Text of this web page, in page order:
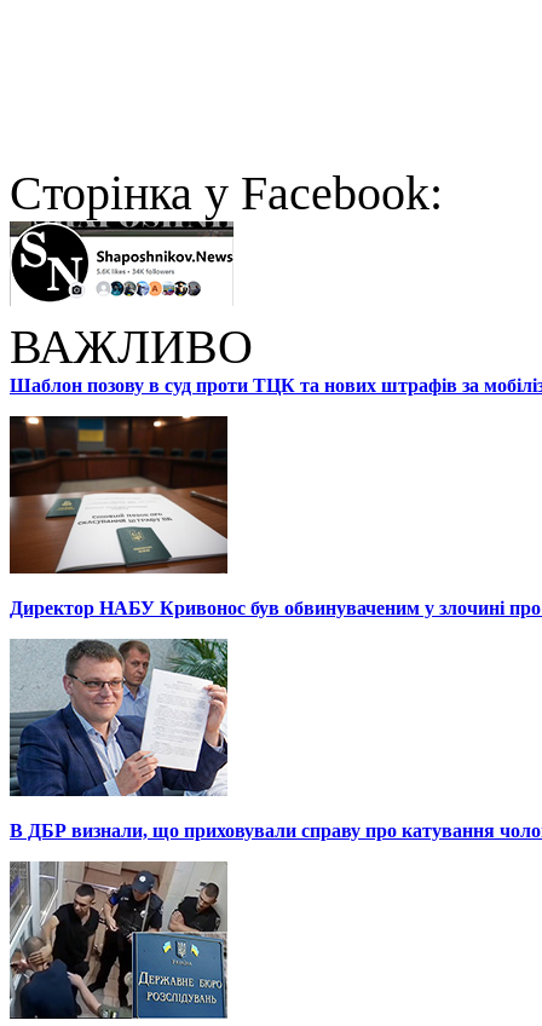
Cторінка у Facebook:
ВАЖЛИВО
Шаблон позову в суд проти ТЦК та нових штрафів за
Директор НАБУ Кривонос був обвинуваченим у злочині про
В ДБР визнали, що приховували справу про катування